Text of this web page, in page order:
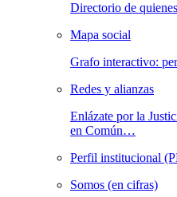
Directorio de
Mapa social
Grafo interactivo:
Redes y alianzas
Enlázate por la
en Común…
Perfil institucional
Somos (en cifras)